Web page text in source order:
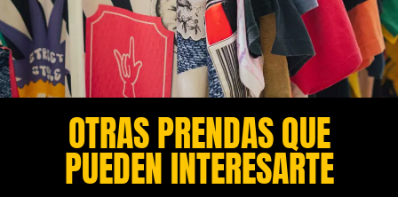
OTRAS PRENDAS QUE
PUEDEN INTERESARTE​